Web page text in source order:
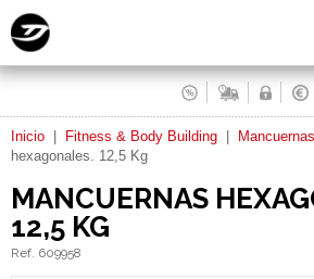
Inicio Fitness & Body Building
hexagonales. 12,5 Kg
MANCUERNAS
12,5 KG
Ref. 609958